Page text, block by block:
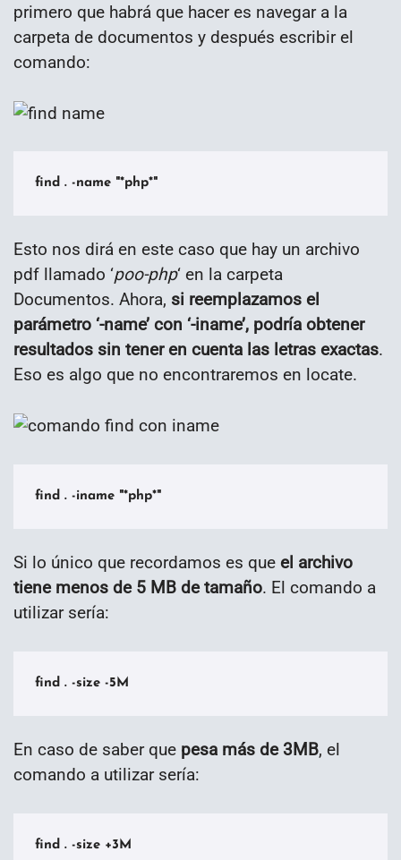
primero que habrá que hacer es navegar a la
carpeta de documentos y después escribir el
comando:
find . -name "*php*"
Esto nos dirá en este caso que hay un archivo
pdf llamado ‘poo-php‘ en la carpeta
Documentos. Ahora, si reemplazamos el
parámetro ‘-name’ con ‘-iname’, podría obtener
resultados sin tener en cuenta las letras exactas.
Eso es algo que no encontraremos en locate.
find . -iname "*php*"
Si lo único que recordamos es que el archivo
tiene menos de 5 MB de tamaño. El comando a
utilizar sería:
find . -size -5M
En caso de saber que pesa más de 3MB, el
comando a utilizar sería:
find . -size +3M